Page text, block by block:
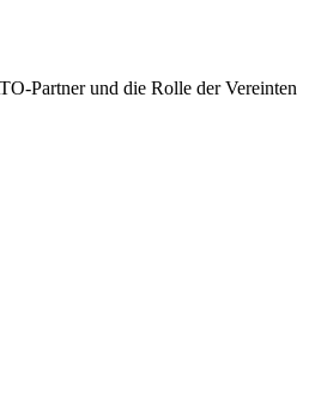
Partner und die Rolle der Vereinten